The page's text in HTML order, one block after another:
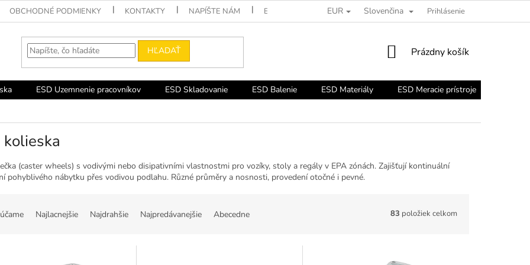
OBCHODNÉ PODMIENKY KONTAKTY NAPÍŠTE NÁM ESD PORADŇA EUR Slovenčina Prihlásenie
HĽADAŤ
NÁKUPNÝ
Prázdny košík
ESD Uzemnenie pracovníkov ESD Skladovanie ESD Balenie ESD Materiály ESD Meracie prístroje
kolieska
(caster wheels) s vodivými nebo disipativními vlastnostmi pro vozíky, stoly a regály v EPA zónách. Zajišťují kontinuální
pohyblivého nábytku přes vodivou podlahu. Různé průměry a nosnosti, provedení otočné i pevné.
Najlacnejšie Najdrahšie Najpredávanejšie Abecedne 83 položiek celkom